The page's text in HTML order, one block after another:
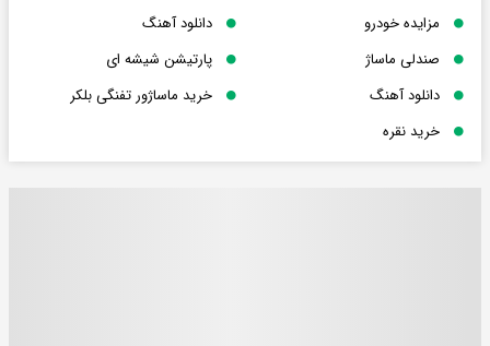
مزایده خودرو
دانلود آهنگ
صندلی ماساژ
پارتیشن شیشه ای
دانلود آهنگ
خرید ماساژور تفنگی بلکر
خرید نقره